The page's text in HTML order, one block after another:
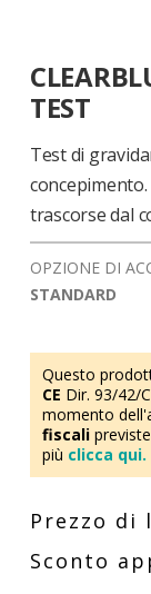
all'inizio
della
galleria
di
immagini
TEST
Test di
trascorse dal
OPZIONE DI
STANDARD
Questo
CE Dir. 93/42/
momento
fiscali
più clicca qui.